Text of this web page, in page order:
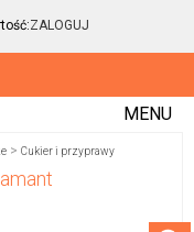
ZALOGUJ
MENU
> Cukier i przyprawy